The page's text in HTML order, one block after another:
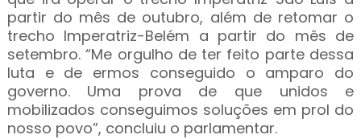
partir do mês de outubro, além de retomar o
trecho Imperatriz-Belém a partir do mês de
setembro. “Me orgulho de ter feito parte dessa
luta e de ermos conseguido o amparo do
governo. Uma prova de que unidos e
mobilizados conseguimos soluções em prol do
nosso povo”, concluiu o parlamentar.